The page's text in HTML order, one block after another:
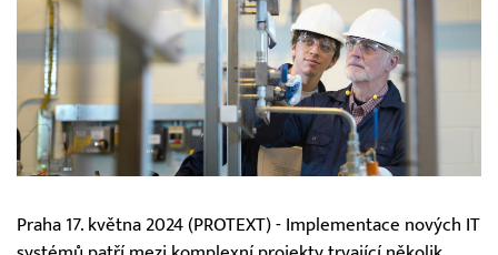
Praha 17. května 2024 (PROTEXT) - Implementace nových IT